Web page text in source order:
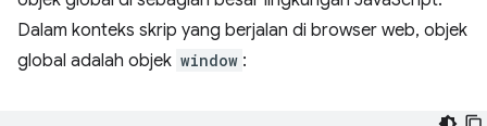
Dalam konteks skrip yang berjalan di browser web, objek
global adalah objek window :